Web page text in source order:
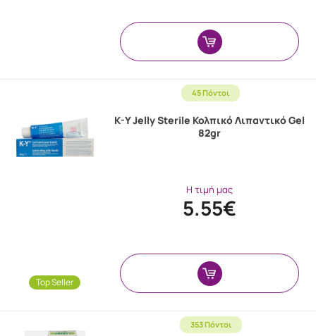
45 Πόντοι
Top Seller
K-Y Jelly Sterile Κολπικό Λιπαντικό Gel
82gr
Η τιμή μας
5.55€
353 Πόντοι